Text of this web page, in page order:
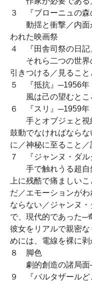
３ 『ブローニュの森
動揺と衝撃／内面
われた映画祭
４ 『田舎司祭の日記
それら二つの世界
引きつける／見るこ
５ 『抵抗』─1956年
風は己の望むとこ
６ 『スリ』─1959年
手とオブジェと視
鼓動でなければなら
に／神秘に至ること
７ 『ジャンヌ・ダル
手で触れうる超自
上に残酷で痛ましい
だ／エモーションが
ならない／ジャンヌ
で、現代的であった─
彼女をリアルで親密
めには、電線を裸に
８ 脚色
劇的創造の諸局面
９ 『バルタザールど